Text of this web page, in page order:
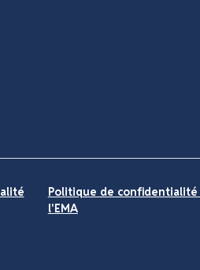
Politique de confidentialité
l'EMA